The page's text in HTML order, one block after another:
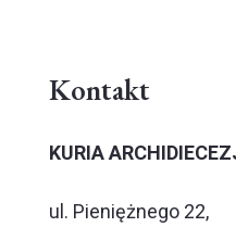
Kontakt
KURIA
ul. Pieniężnego 22,